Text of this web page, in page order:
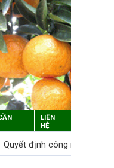
LIÊN
HỆ
được bầu bổ sung tháng 3/